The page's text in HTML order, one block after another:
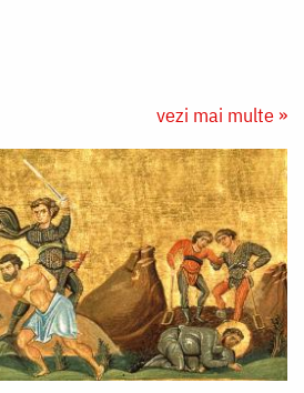
vezi mai multe »